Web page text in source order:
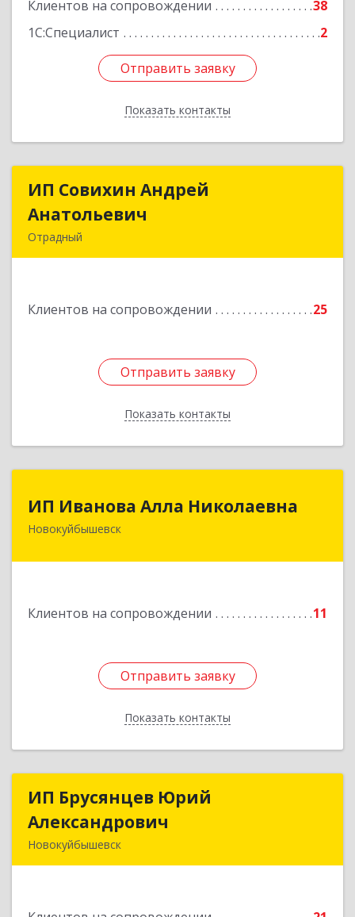
Клиентов на сопровождении
38
1С:Специалист
2
Отправить заявку
Показать контакты
Отправить заявку
Назад
ИП Совихин Андрей
Анатольевич
Отрадный
Клиентов на сопровождении 25
Отправить заявку
Показать контакты
ИП Совихин Андрей
Подробнее
Отправить заявку
Назад
ИП Иванова Алла Николаевна
Новокуйбышевск
Клиентов на сопровождении 11
Отправить заявку
Показать контакты
Отправить заявку
Назад
ИП Брусянцев Юрий
Александрович
Новокуйбышевск
ИП Брусянцев Юрий